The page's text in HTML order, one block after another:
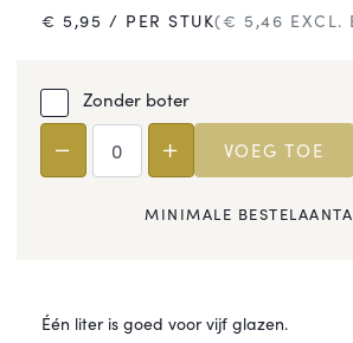
€ 5,95 / PER STUK(€ 5,46 EXCL.
Zonder boter
VOEG TOE
MINIMALE
Één liter is goed voor vijf glazen.